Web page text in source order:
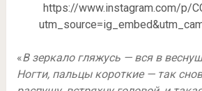
https://www.instagram.com/p/
«В зеркало гляжусь — вся в
Ногти, пальцы короткие — так